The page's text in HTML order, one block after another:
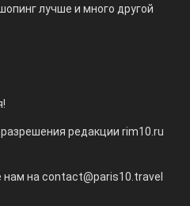
лучше и много другой
редакции rim10.ru
нам наcontact@paris10.travel